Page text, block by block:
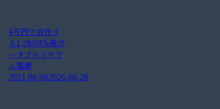
4万円で自作す
る1,280Wh級ポ
ータブルリチウ
ム電源
2021.06.082026.06.28